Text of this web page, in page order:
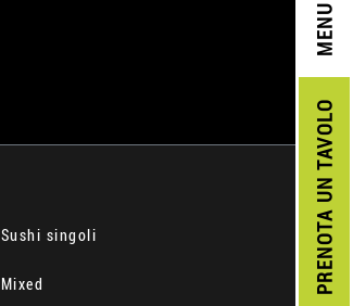
PRENOTA
UN TAVOLO
MENU
Sushi singoli
Mixed